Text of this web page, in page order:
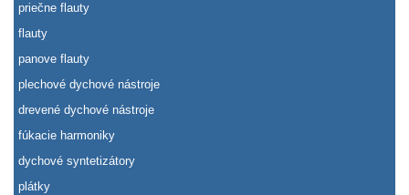
priečne flauty
flauty
panove flauty
plechové dychové nástroje
drevené dychové nástroje
fúkacie harmoniky
dychové syntetizátory
plátky